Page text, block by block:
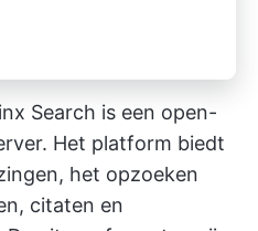
Search is een open-
Het platform biedt
het opzoeken
citaten en